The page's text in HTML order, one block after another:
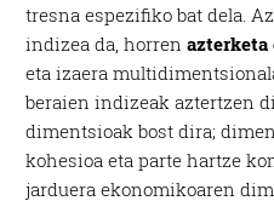
tresna espezifiko bat dela.
indizea da, horrenazterketa
eta izaera
beraien indizeak aztertzen
dimentsioak bost dira;
kohesioa eta parte hartze
jarduera ekonomikoaren